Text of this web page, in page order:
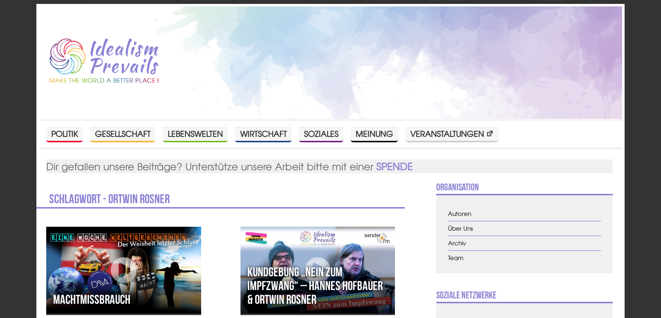
POLITIK GESELLSCHAFT LEBENSWELTEN WIRTSCHAFT SOZIALES MEINUNG VERANSTALTUNGEN
Dir gefallen unsere Beiträge? Unterstütze unsere Arbeit bitte mit einerSPENDE
Schlagwort - Ortwin Rosner
Machtmissbrauch
Kundgebung „NEIN zum
Impfzwang“ – Hannes Hofbauer
& Ortwin Rosner
Organisation
Autoren
Über Uns
Archiv
Team
Soziale Netzwerke